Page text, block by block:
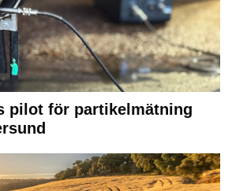
pilot för partikelmätning